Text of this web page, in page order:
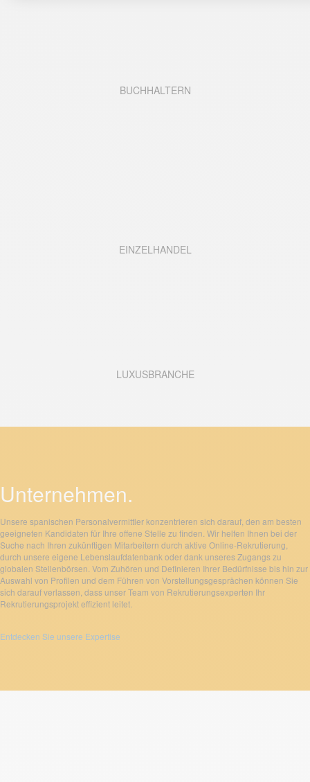
BUCHHALTERN
EINZELHANDEL
LUXUSBRANCHE
Unternehmen.
Unsere spanischen Personalvermittler konzentrieren sich darauf, den am besten
geeigneten Kandidaten für Ihre offene Stelle zu finden. Wir helfen Ihnen bei der
Suche nach Ihren zukünftigen Mitarbeitern durch aktive Online-Rekrutierung,
durch unsere eigene Lebenslaufdatenbank oder dank unseres Zugangs zu
globalen Stellenbörsen. Vom Zuhören und Definieren Ihrer Bedürfnisse bis hin zur
Auswahl von Profilen und dem Führen von Vorstellungsgesprächen können Sie
sich darauf verlassen, dass unser Team von Rekrutierungsexperten Ihr
Rekrutierungsprojekt effizient leitet.
Entdecken Sie unsere Expertise